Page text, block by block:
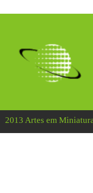
2013 Artes em